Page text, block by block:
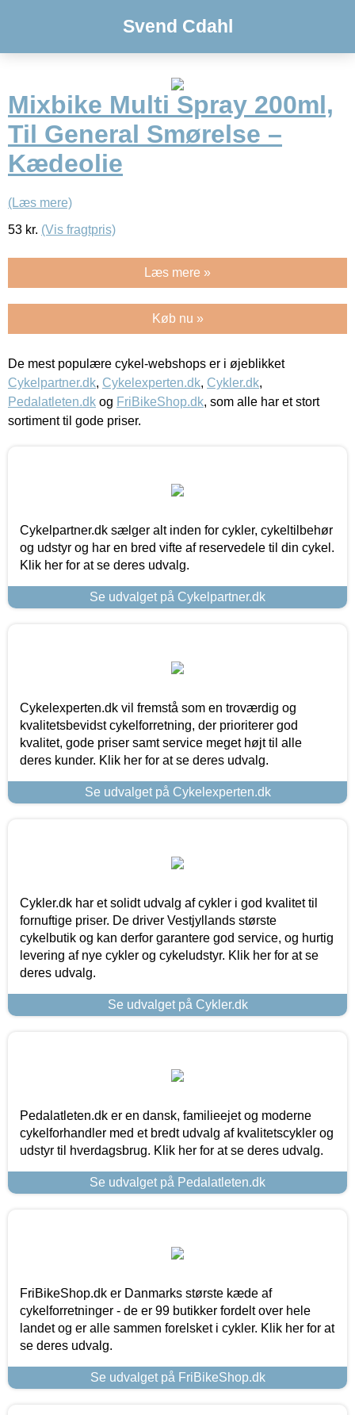
Svend Cdahl
Mixbike Multi Spray 200ml,
Til General Smørelse –
Kædeolie
(Læs mere)
53 kr. (Vis fragtpris)
Læs mere »
Køb nu »
De mest populære cykel-webshops er i øjeblikket
Cykelpartner.dk, Cykelexperten.dk, Cykler.dk,
Pedalatleten.dk og FriBikeShop.dk, som alle har et stort
sortiment til gode priser.
Cykelpartner.dk sælger alt inden for cykler, cykeltilbehør
og udstyr og har en bred vifte af reservedele til din cykel.
Klik her for at se deres udvalg.
Se udvalget på Cykelpartner.dk
Cykelexperten.dk vil fremstå som en troværdig og
kvalitetsbevidst cykelforretning, der prioriterer god
kvalitet, gode priser samt service meget højt til alle
deres kunder. Klik her for at se deres udvalg.
Se udvalget på Cykelexperten.dk
Cykler.dk har et solidt udvalg af cykler i god kvalitet til
fornuftige priser. De driver Vestjyllands største
cykelbutik og kan derfor garantere god service, og hurtig
levering af nye cykler og cykeludstyr. Klik her for at se
deres udvalg.
Se udvalget på Cykler.dk
Pedalatleten.dk er en dansk, familieejet og moderne
cykelforhandler med et bredt udvalg af kvalitetscykler og
udstyr til hverdagsbrug. Klik her for at se deres udvalg.
Se udvalget på Pedalatleten.dk
FriBikeShop.dk er Danmarks største kæde af
cykelforretninger - de er 99 butikker fordelt over hele
landet og er alle sammen forelsket i cykler. Klik her for at
se deres udvalg.
Se udvalget på FriBikeShop.dk